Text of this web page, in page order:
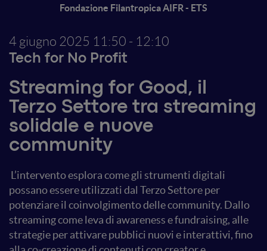
Fondazione Filantropica AIFR - ETS
4 giugno 2025 11:50 - 12:10
Tech for No Profit
Streaming for Good, il
Terzo Settore tra streaming
solidale e nuove
community
L’intervento esplora come gli strumenti digitali
possano essere utilizzati dal Terzo Settore per
potenziare il coinvolgimento delle community. Dallo
streaming come leva di awareness e fundraising, alle
strategie per attivare pubblici nuovi e interattivi, fino